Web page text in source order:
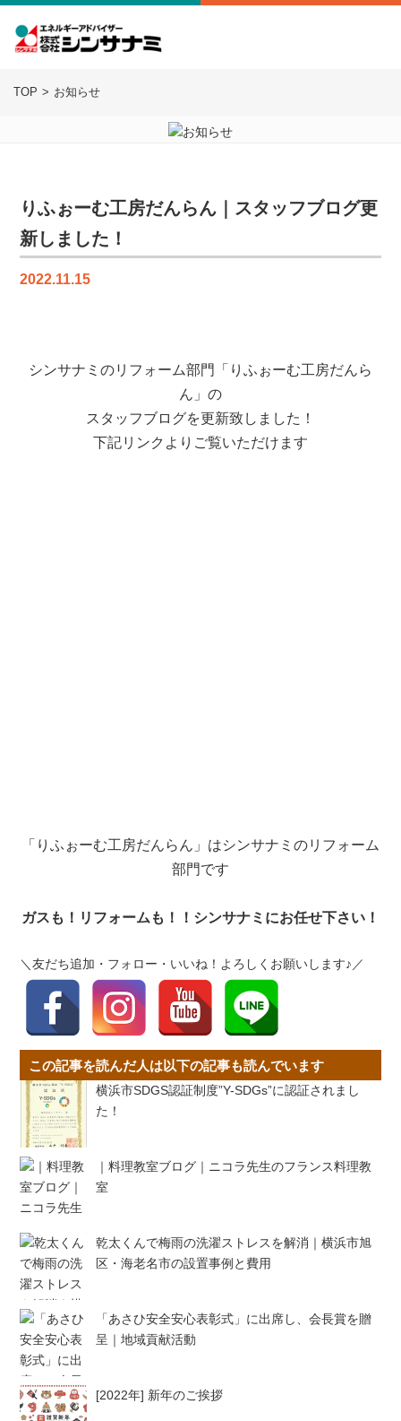
TOP お知らせ
りふぉーむ工房だんらん｜スタッフブログ更
新しました！
2022.11.15
シンサナミのリフォーム部門「りふぉーむ工房だんら
ん」の
スタッフブログを更新致しました！
下記リンクよりご覧いただけます
「りふぉーむ工房だんらん」はシンサナミのリフォーム
部門です
ガスも！リフォームも！！シンサナミにお任せ下さい！
＼友だち追加・フォロー・いいね！よろしくお願いします♪／
この記事を読んだ人は以下の記事も読んでいます
横浜市SDGS認証制度”Y-SDGs”に認証されまし
た！
｜料理教室ブログ｜ニコラ先生のフランス料理教
室
乾太くんで梅雨の洗濯ストレスを解消｜横浜市旭
区・海老名市の設置事例と費用
「あさひ安全安心表彰式」に出席し、会長賞を贈
呈｜地域貢献活動
[2022年] 新年のご挨拶